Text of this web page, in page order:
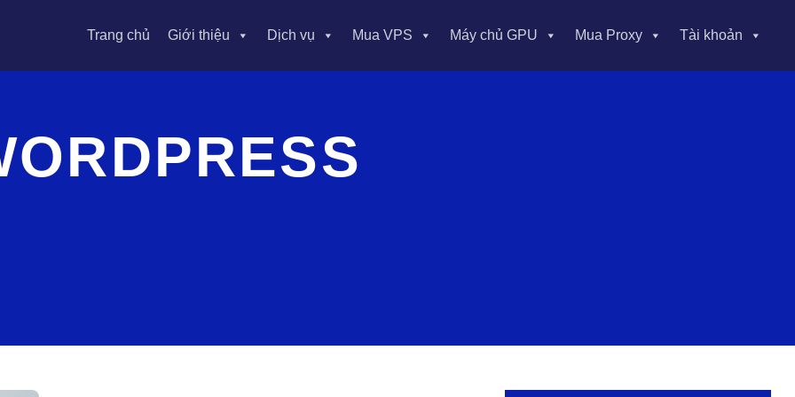
Trang chủ Giới thiệu Dịch vụ Mua VPS Máy chủ GPU Mua Proxy Tài khoản